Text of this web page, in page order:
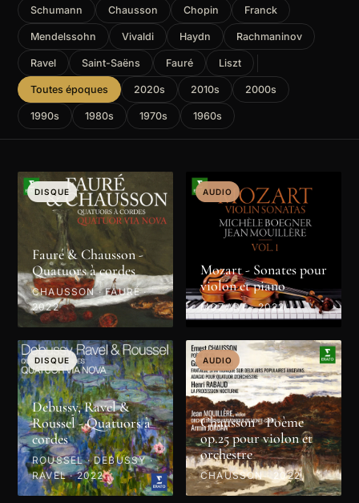
Schumann Chausson Chopin Franck
Mendelssohn Vivaldi Haydn Rachmaninov
Ravel Saint-Saëns Fauré Liszt
Toutes époques 2020s 2010s 2000s
1990s 1980s 1970s 1960s
DISQUE
Fauré & Chausson -
Quatuors à cordes
CHAUSSON · FAURÉ ·
2022
AUDIO
Mozart - Sonates pour
violon et piano
MOZART · 2022
DISQUE
Debussy, Ravel &
Roussel - Quatuors à
cordes
ROUSSEL · DEBUSSY ·
RAVEL · 2022
AUDIO
Chausson - Poème
op.25 pour violon et
orchestre
CHAUSSON · 2022